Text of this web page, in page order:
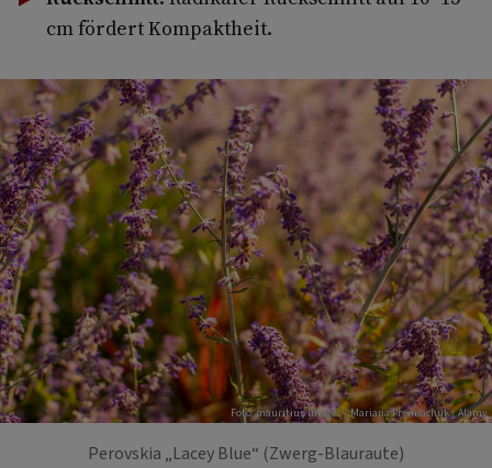
cm fördert Kompaktheit.
Foto: mauritius images / Mariana Pryimachuk / Alamy
Perovskia „Lacey Blue“ (Zwerg-Blauraute)